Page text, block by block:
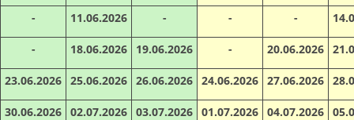
- 11.06.2026 - - -
- 18.06.2026 19.06.2026 - 20.06.2026
23.06.2026 25.06.2026 26.06.2026 24.06.2026 27.06.2026
30.06.2026 02.07.2026 03.07.2026 01.07.2026 04.07.2026